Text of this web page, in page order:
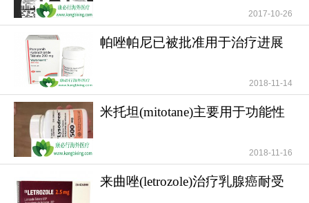
2017-10-26
帕唑帕尼已被批准用于治疗进展
2018-11-14
米托坦(mitotane)主要用于功能性
2018-11-16
来曲唑(letrozole)治疗乳腺癌耐受